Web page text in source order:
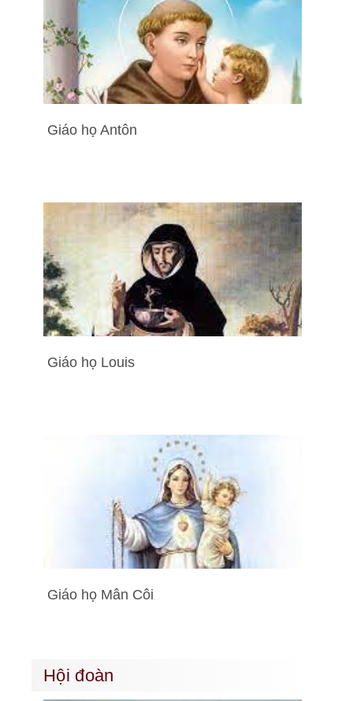
Giáo họ Antôn
Giáo họ Louis
Giáo họ Mân Côi
Hội đoàn